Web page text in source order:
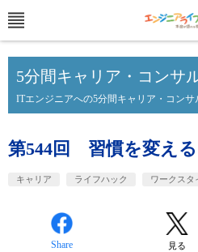
5分間キャリア・コンサ
ITエンジニアへの5分間キャリア・コンサ
第544回 習慣を変え
キャリア ライフハック ワークスタ
Share 見る